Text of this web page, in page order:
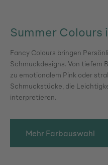
Summer Colours
Fancy Colours bringen
Schmuckdesigns. Von tiefem
zu emotionalem Pink oder
Schmuckstücke, die
interpretieren.
Mehr Farbauswahl